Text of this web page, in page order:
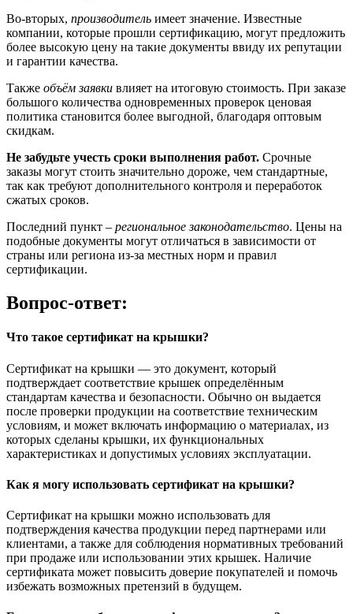
Во-вторых, производитель имеет значение. Известные
компании, которые прошли сертификацию, могут предложить
более высокую цену на такие документы ввиду их репутации
и гарантии качества.
Также объём заявки влияет на итоговую стоимость. При заказе
большого количества одновременных проверок ценовая
политика становится более выгодной, благодаря оптовым
скидкам.
Не забудьте учесть сроки выполнения работ. Срочные
заказы могут стоить значительно дороже, чем стандартные,
так как требуют дополнительного контроля и переработок
сжатых сроков.
Последний пункт – региональное законодательство. Цены на
подобные документы могут отличаться в зависимости от
страны или региона из-за местных норм и правил
сертификации.
Вопрос-ответ:
Что такое сертификат на крышки?
Сертификат на крышки — это документ, который
подтверждает соответствие крышек определённым
стандартам качества и безопасности. Обычно он выдается
после проверки продукции на соответствие техническим
условиям, и может включать информацию о материалах, из
которых сделаны крышки, их функциональных
характеристиках и допустимых условиях эксплуатации.
Как я могу использовать сертификат на крышки?
Сертификат на крышки можно использовать для
подтверждения качества продукции перед партнерами или
клиентами, а также для соблюдения нормативных требований
при продаже или использовании этих крышек. Наличие
сертификата может повысить доверие покупателей и помочь
избежать возможных претензий в будущем.